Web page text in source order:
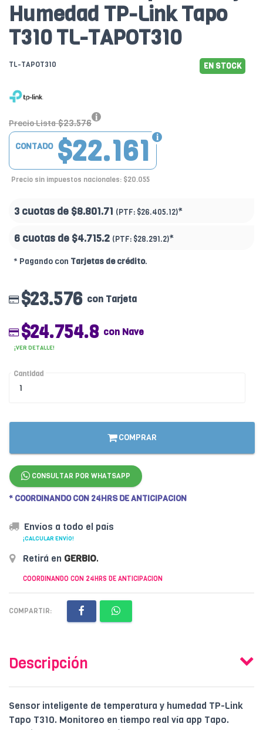
Humedad TP-Link Tapo
T310 TL-TAPOT310
TL-TAPOT310 EN STOCK
Precio Lista $23.576
$22.161
CONTADO
Precio sin impuestos nacionales: $20.055
3 cuotas de $8.801.71 (PTF: $26.405.12)*
6 cuotas de $4.715.2 (PTF: $28.291.2)*
* Pagando con Tarjetas de crédito.
$23.576 con Tarjeta
$24.754.8 con Nave
¡VER DETALLE!
Cantidad
COMPRAR
CONSULTAR POR WHATSAPP
* COORDINANDO CON 24HRS DE ANTICIPACION
Envíos a todo el país
¡CALCULAR ENVÍO!
Retirá en GERBIO.
COORDINANDO CON 24HRS DE ANTICIPACION
COMPARTIR:
Descripción
Sensor inteligente de temperatura y humedad TP-Link
Tapo T310. Monitoreo en tiempo real vía app Tapo.